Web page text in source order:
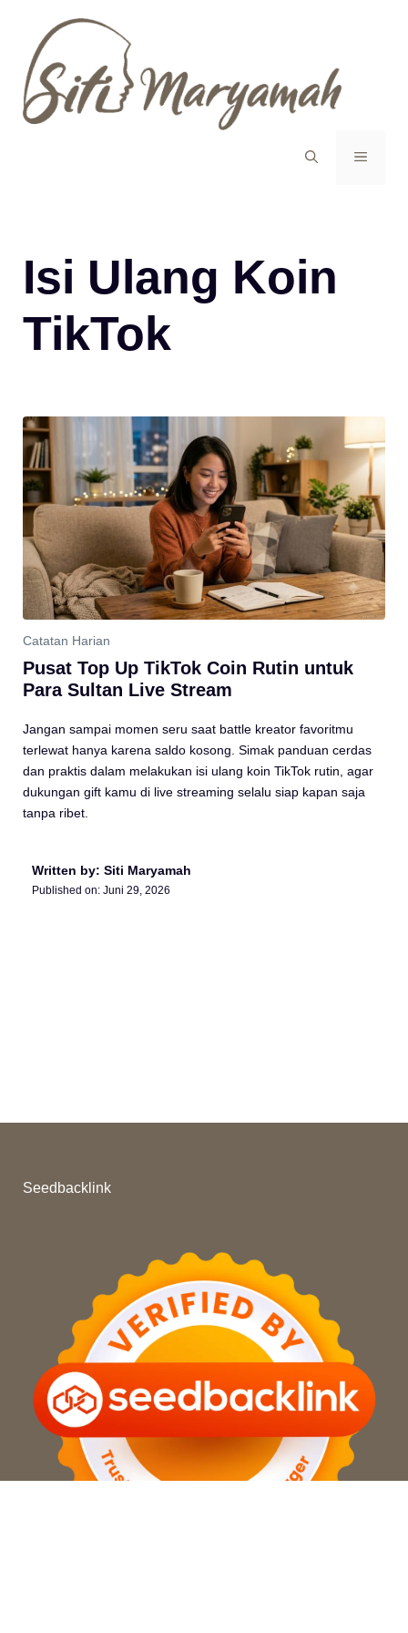
MENU
Isi Ulang Koin
TikTok
Catatan Harian
Pusat Top Up TikTok Coin Rutin untuk
Para Sultan Live Stream
Jangan sampai momen seru saat battle kreator favoritmu
terlewat hanya karena saldo kosong. Simak panduan cerdas
dan praktis dalam melakukan isi ulang koin TikTok rutin, agar
dukungan gift kamu di live streaming selalu siap kapan saja
tanpa ribet.
Written by: Siti Maryamah
Published on: Juni 29, 2026
Seedbacklink